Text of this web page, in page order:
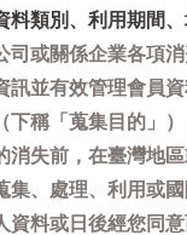
料類別、利用期間
司或關係企業各項
訊並有效管理會員
下稱「蒐集目的」
消失前，在臺灣地
集、處理、利用或
資料或日後經您同